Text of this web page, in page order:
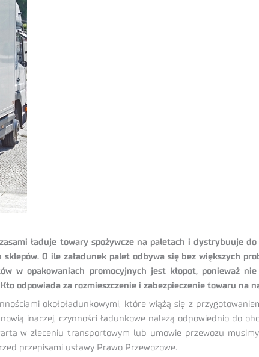
ładuje towary spożywcze na paletach i dystrybuuje
O ile załadunek palet odbywa się bez większych
w opakowaniach promocyjnych jest kłopot, ponieważ
odpowiada za rozmieszczenie i zabezpieczenie towaru na
okołoładunkowymi, które wiążą się z
inaczej, czynności ładunkowe należą odpowiednio do
w zleceniu transportowym lub umowie przewozu
przepisami ustawy Prawo Przewozowe.